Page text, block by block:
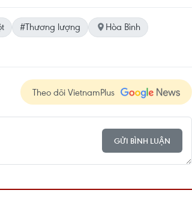
#Thương lượng
Hòa Bình
Theo dõi VietnamPlus
GỬI BÌNH LUẬN